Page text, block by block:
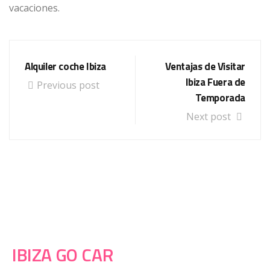
vacaciones.
Alquiler coche Ibiza
Previous post
Ventajas de Visitar
Ibiza Fuera de
Temporada
Next post
IBIZA GO CAR